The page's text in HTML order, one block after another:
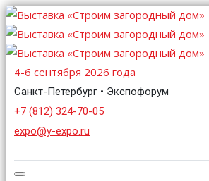
4-6 сентября 2026 года
Санкт-Петербург • Экспофорум
+7 (812) 324-70-05
expo@y-expo.ru